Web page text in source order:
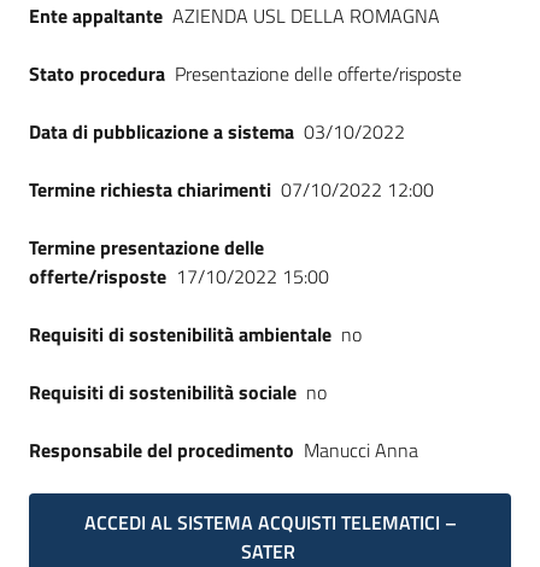
su
Ente appaltante AZIENDA USL DELLA ROMAGNA
Stato procedura Presentazione delle offerte/risposte
Data di pubblicazione a sistema 03/10/2022
Termine richiesta chiarimenti 07/10/2022 12:00
Termine presentazione delle
offerte/risposte 17/10/2022 15:00
Requisiti di sostenibilità ambientale no
Requisiti di sostenibilità sociale no
Responsabile del procedimento Manucci Anna
ACCEDI AL SISTEMA ACQUISTI TELEMATICI –
SATER